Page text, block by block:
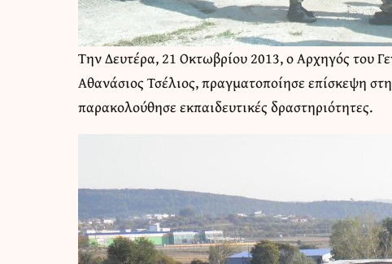
Την Δευτέρα, 21 Οκτωβρίου 2013, ο Αρχηγός του
Αθανάσιος Τσέλιος, πραγματοποίησε επίσκεψη
παρακολούθησε εκπαιδευτικές δραστηριότητες.